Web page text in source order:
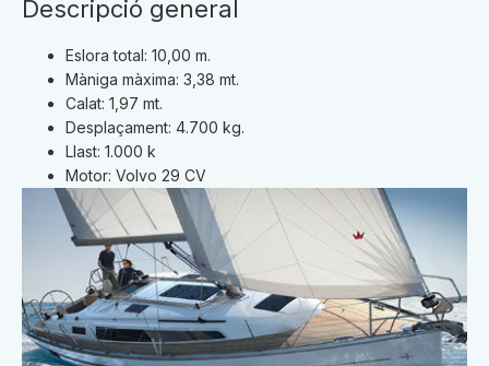
Descripció general
Eslora total: 10,00 m.
Màniga màxima: 3,38 mt.
Calat: 1,97 mt.
Desplaçament: 4.700 kg.
Llast: 1.000 k
Motor: Volvo 29 CV